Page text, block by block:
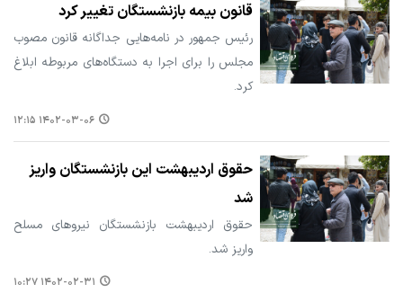
قانون بیمه بازنشستگان تغییر کرد
رئیس جمهور در نامه‌هایی جداگانه قانون مصوب
مجلس را برای اجرا به دستگاه‌های مربوطه ابلاغ
کرد.
۱۴۰۲-۰۳-۰۶ ۱۲:۱۵
حقوق اردیبهشت این بازنشستگان واریز
شد
حقوق اردیبهشت بازنشستگان نیروهای مسلح
واریز شد.
۱۴۰۲-۰۲-۳۱ ۱۰:۲۷